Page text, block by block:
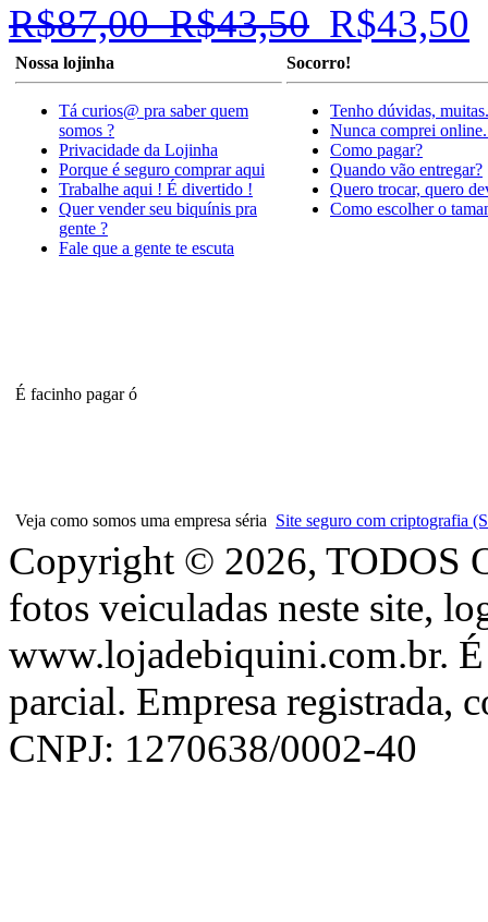
R$87,00 R$43,50 R$43,50
Nossa lojinha
Tá curios@ pra saber quem
somos ?
Privacidade da Lojinha
Porque é seguro comprar aqui
Trabalhe aqui ! É divertido !
Quer vender seu biquínis pra
gente ?
Fale que a gente te escuta
Socorro!
Tenho dúvidas, muitas.
Nunca comprei online.
Como pagar?
Quando vão entregar?
Quero trocar, quero
Como escolher o
É facinho pagar ó
Veja como somos uma empresa séria Site seguro com criptografia
Copyright © 2026, TODOS
fotos veiculadas neste site,
www.lojadebiquini.com.br. É
parcial. Empresa registrada,
CNPJ: 1270638/0002-40